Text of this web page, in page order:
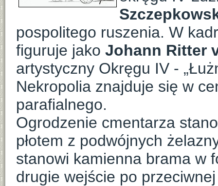
pospolitego ruszenia. W
figuruje jako Johann Ritter
artystyczny Okręgu IV -
Nekropolia znajduje się w
parafialnego.
Ogrodzenie cmentarza
płotem z podwójnych
stanowi kamienna brama w
drugie wejście po